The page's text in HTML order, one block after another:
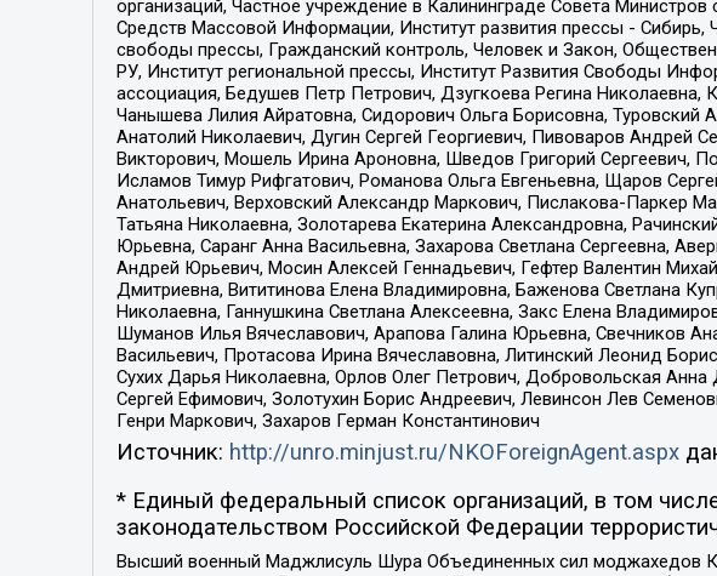
организаций, Частное учреждение в Калининграде Совета
Средств Массовой Информации, Институт развития прессы -
свободы прессы, Гражданский контроль, Человек и Закон,
РУ, Институт региональной прессы, Институт Развития Свободы
ассоциация, Бедушев Петр Петрович, Дзугкоева Регина
Чанышева Лилия Айратовна, Сидорович Ольга Борисовна, Туровский
Анатолий Николаевич, Дугин Сергей Георгиевич, Пивоваров Андрей
Викторович, Мошель Ирина Ароновна, Шведов Григорий Сергеевич,
Исламов Тимур Рифгатович, Романова Ольга Евгеньевна, Щаров
Анатольевич, Верховский Александр Маркович, Пислакова-Паркер
Татьяна Николаевна, Золотарева Екатерина Александровна,
Юрьевна, Саранг Анна Васильевна, Захарова Светлана Сергеевна,
Андрей Юрьевич, Мосин Алексей Геннадьевич, Гефтер Валентин
Дмитриевна, Вититинова Елена Владимировна, Баженова Светлана
Николаевна, Ганнушкина Светлана Алексеевна, Закс Елена
Шуманов Илья Вячеславович, Арапова Галина Юрьевна, Свечников
Васильевич, Протасова Ирина Вячеславовна, Литинский Леонид
Сухих Дарья Николаевна, Орлов Олег Петрович, Добровольская
Сергей Ефимович, Золотухин Борис Андреевич, Левинсон Лев
Генри Маркович, Захаров Герман Константинович
Источник: http://unro.minjust.ru/NKOForeignAgent.aspx
* Единый федеральный список организаций, в том
законодательством Российской Федерации
Высший военный Маджлисуль Шура Объединенных сил моджахедов